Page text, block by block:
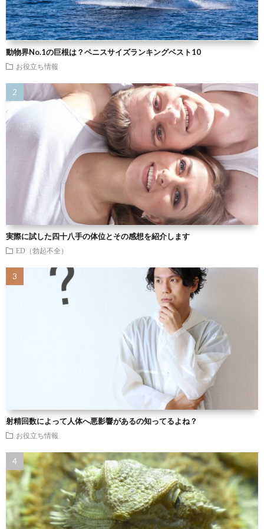
動物界No.1の巨根は？ペニスサイズランキングベスト10
お役立ち情報
実際に試した四十八手の体位とその感想を紹介します
ED（勃起不全）
射精回数によって人体へ悪影響があるの知ってるよね？
お役立ち情報